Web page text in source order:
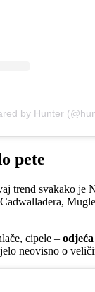
by Hunter
pete
trend svakako je
cipele –
neovisno o